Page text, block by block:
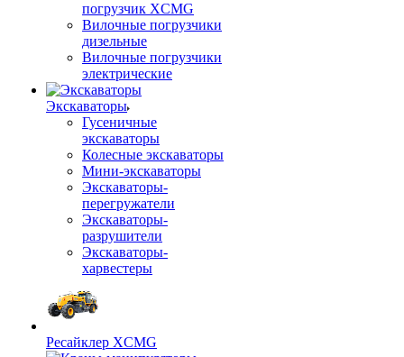
погрузчик XCMG
Вилочные погрузчики
дизельные
Вилочные погрузчики
электрические
Экскаваторы
Гусеничные
экскаваторы
Колесные экскаваторы
Мини-экскаваторы
Экскаваторы-
перегружатели
Экскаваторы-
разрушители
Экскаваторы-
харвестеры
Ресайклер XCMG